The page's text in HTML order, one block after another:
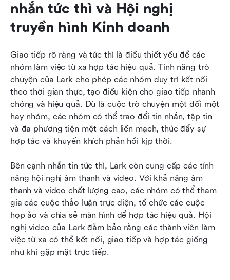
nhắn tức thì và Hội nghị
truyền hình Kinh doanh
Giao tiếp rõ ràng và tức thì là điều thiết yếu để các
nhóm làm việc từ xa hợp tác hiệu quả. Tính năng trò
chuyện của Lark cho phép các nhóm duy trì kết nối
theo thời gian thực, tạo điều kiện cho giao tiếp nhanh
chóng và hiệu quả. Dù là cuộc trò chuyện một đối một
hay nhóm, các nhóm có thể trao đổi tin nhắn, tập tin
và đa phương tiện một cách liền mạch, thúc đẩy sự
hợp tác và khuyến khích phản hồi kịp thời.
Bên cạnh nhắn tin tức thì, Lark còn cung cấp các tính
năng hội nghị âm thanh và video. Với khả năng âm
thanh và video chất lượng cao, các nhóm có thể tham
gia các cuộc thảo luận trực diện, tổ chức các cuộc
họp ảo và chia sẻ màn hình để hợp tác hiệu quả. Hội
nghị video của Lark đảm bảo rằng các thành viên làm
việc từ xa có thể kết nối, giao tiếp và hợp tác giống
như khi gặp mặt trực tiếp.